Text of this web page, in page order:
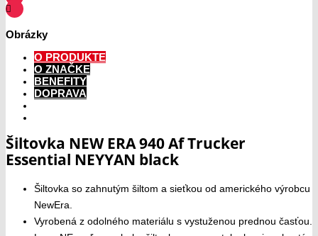
Obrázky
O PRODUKTE
O ZNAČKE
BENEFITY
DOPRAVA
Šiltovka NEW ERA 940 Af Trucker
Essential NEYYAN black
Šiltovka so zahnutým šiltom a sieťkou od amerického výrobcu
NewEra.
Vyrobená z odolného materiálu s vystuženou prednou časťou.